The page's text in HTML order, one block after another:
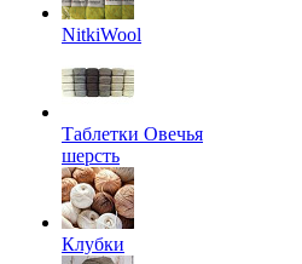
NitkiWool
Таблетки Овечья
шерсть
Клубки